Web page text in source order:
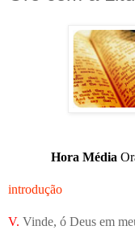
Hora Média
introdução
V. Vinde, ó Deus em